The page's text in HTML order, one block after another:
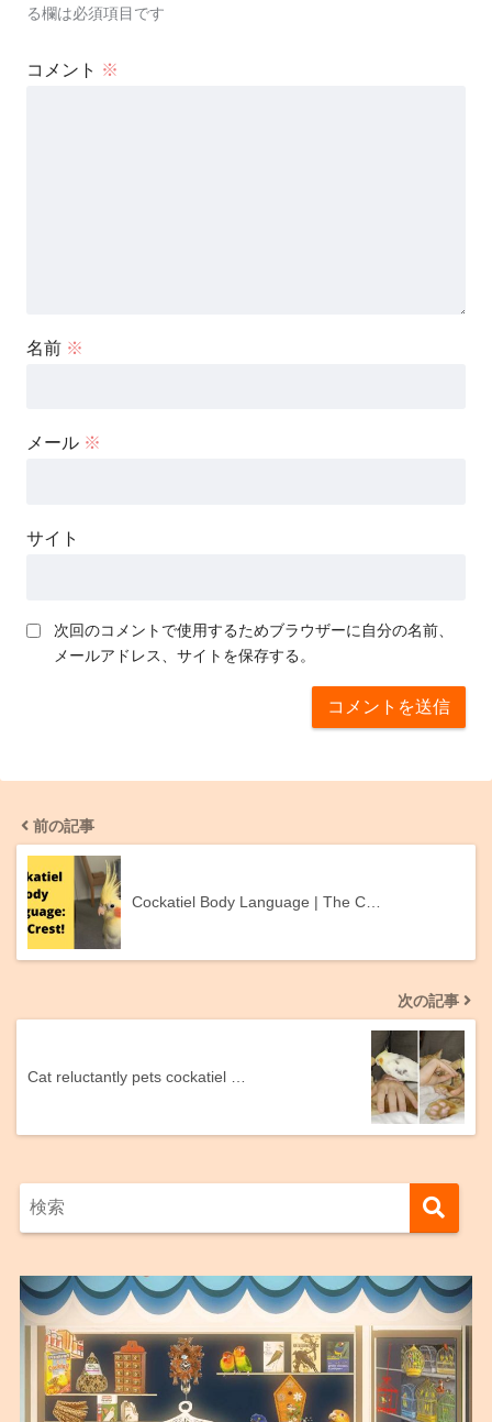
る欄は必須項目です
コメント ※
名前 ※
メール ※
サイト
次回のコメントで使用するためブラウザーに自分の名前、
メールアドレス、サイトを保存する。
前の記事
Cockatiel Body Language | The C…
次の記事
Cat reluctantly pets cockatiel …